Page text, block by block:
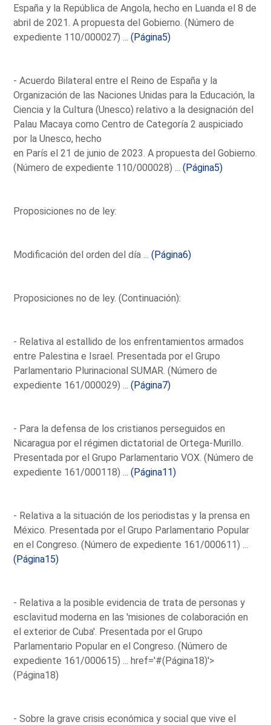
España y la República de Angola, hecho en Luanda el 8 de
abril de 2021. A propuesta del Gobierno. (Número de
expediente 110/000027) ...(Página5)
- Acuerdo Bilateral entre el Reino de España y la
Organización de las Naciones Unidas para la Educación, la
Ciencia y la Cultura (Unesco) relativo a la designación del
Palau Macaya como Centro de Categoría 2 auspiciado
por la Unesco, hecho
en París el 21 de junio de 2023. A propuesta del Gobierno.
(Número de expediente 110/000028) ...(Página5)
Proposiciones no de ley:
Modificación del orden del día ...(Página6)
Proposiciones no de ley. (Continuación):
- Relativa al estallido de los enfrentamientos armados
entre Palestina e Israel. Presentada por el Grupo
Parlamentario Plurinacional SUMAR. (Número de
expediente 161/000029) ...(Página7)
- Para la defensa de los cristianos perseguidos en
Nicaragua por el régimen dictatorial de Ortega-Murillo.
Presentada por el Grupo Parlamentario VOX. (Número de
expediente 161/000118) ...(Página11)
- Relativa a la situación de los periodistas y la prensa en
México. Presentada por el Grupo Parlamentario Popular
en el Congreso. (Número de expediente 161/000611) ...
(Página15)
- Relativa a la posible evidencia de trata de personas y
esclavitud moderna en las 'misiones de colaboración en
el exterior de Cuba'. Presentada por el Grupo
Parlamentario Popular en el Congreso. (Número de
expediente 161/000615) ...href='#(Página18)'>
(Página18)
- Sobre la grave crisis económica y social que vive el